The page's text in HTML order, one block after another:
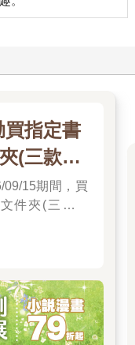
買指定書
(三款隨
09/15期間，買
件夾(三款隨